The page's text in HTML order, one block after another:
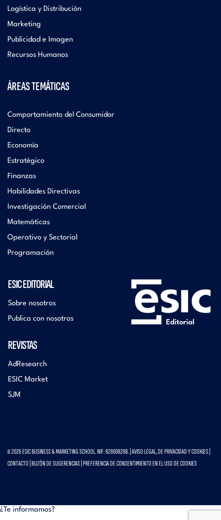
Logística y Distribución
Marketing
Publicidad e Imagen
Recursos Humanos
ÁREAS TEMÁTICAS
Comportamiento del Consumidor
Directo
Economía
Estratégico
Finanzas
Habilidades Directivas
Investigación Comercial
Matemáticas
Operativo y Sectorial
Programación
ESIC EDITORIAL
Sobre nosotros
Publica con nosotros
REVISTAS
AdResearch
ESIC Market
SJM
© 2026 ESIC BUSINESS & MARKETING SCHOOL. NIF: R2800828B. | AVISO LEGAL, DE PRIVACIDAD Y COOKIES
CONTACTO BUZÓN DE SUGERENCIAS PREFERENCIA DE CONSENTIMIENTO EN EL USO DE COOKIES
¿Te informamos?